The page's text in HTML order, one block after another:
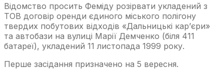
Відомство просить Феміду розірвати укладений з
ТОВ договір оренди єдиного міського полігону
твердих побутових відходів «Дальницькі кар’єри»
та автобази на вулиці Марії Демченко (біля 411
батареї), укладений 11 листопада 1999 року.
Перше засідання призначено на 5 вересня.